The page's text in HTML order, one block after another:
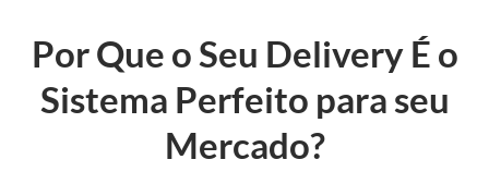
Por Que o Seu Delivery É o
Sistema Perfeito para seu
Mercado?